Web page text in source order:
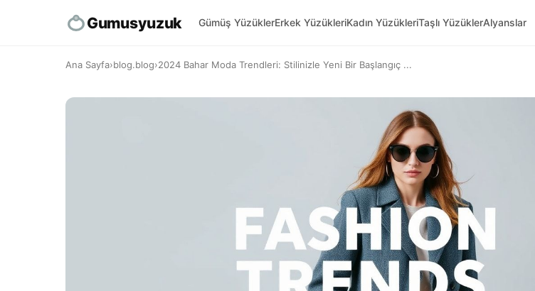
Gumusyuzuk Gümüş YüzüklerErkek YüzükleriKadın YüzükleriTaşlı YüzüklerAlyanslar
Ana Sayfa›blog.blog›2024 Bahar Moda Trendleri: Stilinizle Yeni Bir Başlangıç ...